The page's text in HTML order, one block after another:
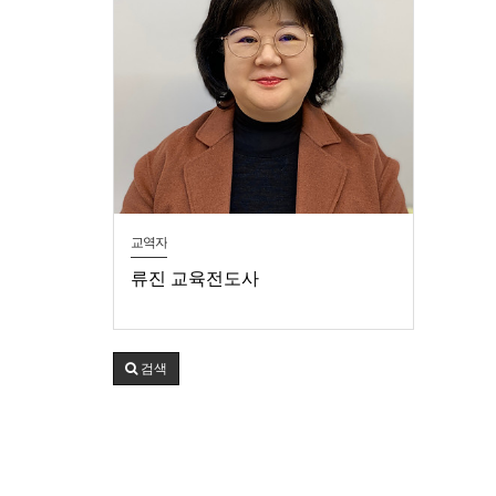
교역자
류진 교육전도사
검색